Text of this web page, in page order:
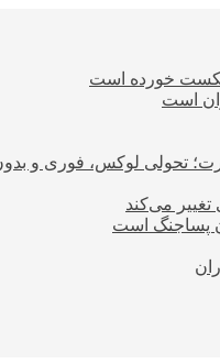
شکست خورده است
است
تحولی لوکس، فوری و
می‌کند
پساجنگ است